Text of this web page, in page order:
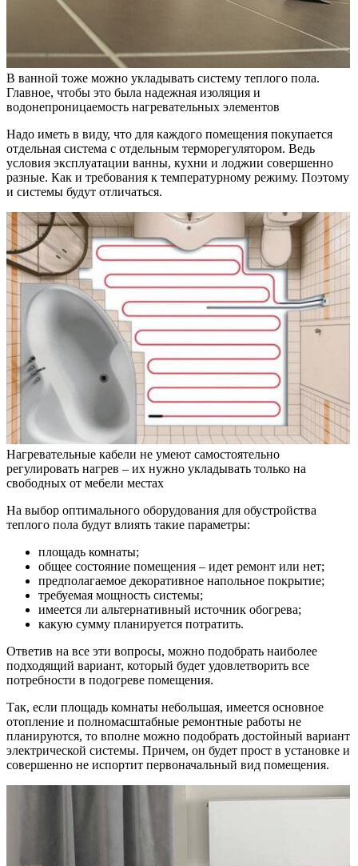
В ванной тоже можно укладывать систему теплого пола.
Главное, чтобы это была надежная изоляция и
водонепроницаемость нагревательных элементов
Надо иметь в виду, что для каждого помещения покупается
отдельная система с отдельным терморегулятором. Ведь
условия эксплуатации ванны, кухни и лоджии совершенно
разные. Как и требования к температурному режиму. Поэтому
и системы будут отличаться.
Нагревательные кабели не умеют самостоятельно
регулировать нагрев – их нужно укладывать только на
свободных от мебели местах
На выбор оптимального оборудования для обустройства
теплого пола будут влиять такие параметры:
площадь комнаты;
общее состояние помещения – идет ремонт или нет;
предполагаемое декоративное напольное покрытие;
требуемая мощность системы;
имеется ли альтернативный источник обогрева;
какую сумму планируется потратить.
Ответив на все эти вопросы, можно подобрать наиболее
подходящий вариант, который будет удовлетворить все
потребности в подогреве помещения.
Так, если площадь комнаты небольшая, имеется основное
отопление и полномасштабные ремонтные работы не
планируются, то вполне можно подобрать достойный вариант
электрической системы. Причем, он будет прост в установке и
совершенно не испортит первоначальный вид помещения.